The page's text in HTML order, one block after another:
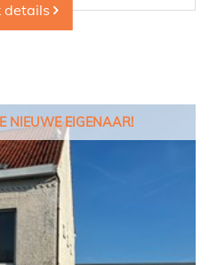
details
NIEUWE EIGENAAR!